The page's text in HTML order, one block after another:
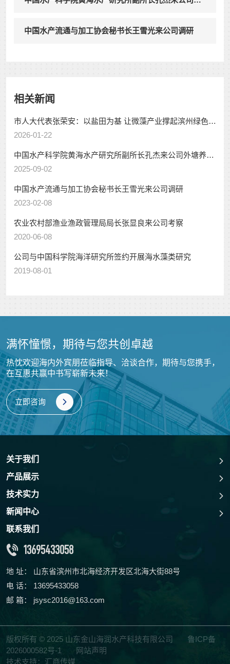
塘养殖基地调研
中国水产流通与加工协会秘书长王雪光来公司调研
相关新闻
市人大代表张荣安：以盐田为基 让微藻产业撑起滨州绿色低
碳新引擎
2026-01-22
中国水产科学院黄海水产研究所副所长孔杰来公司外塘养殖
基地调研
2025-09-02
中国水产流通与加工协会秘书长王雪光来公司调研
2023-02-08
农业农村部渔业渔政管理局局长张显良来公司考察
2020-06-08
公司与中国科学院海洋研究所签约开展海水藻类研究
2019-08-01
满怀憧憬，期待与您共创卓越
热忱欢迎海内外宾朋莅临指导、洽谈合作，期待与您携手，
在互惠共赢中书写崭新未来！
立即咨询
关于我们
产品展示
技术实力
新闻中心
联系我们
13695433058
地 址： 山东省滨州市北海经济开发区北海大街88号
电 话： 13695433058
邮 箱： jsysc2016@163.com
版权所有 © 2025 山东金山海润水产科技有限公司 鲁ICP备
2026000582号-1
网站声明
技术支持：汇商传媒